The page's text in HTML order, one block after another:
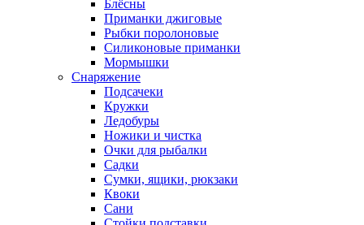
Блёсны
Приманки джиговые
Рыбки поролоновые
Силиконовые приманки
Мормышки
Снаряжение
Подсачеки
Кружки
Ледобуры
Ножики и чистка
Очки для рыбалки
Садки
Сумки, ящики, рюкзаки
Квоки
Сани